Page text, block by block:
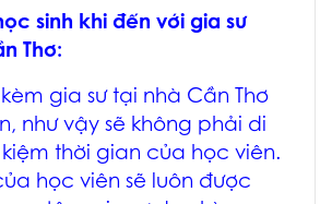
sinh khi đến với gia sư
Thơ:
kèm gia sư tại nhà Cần Thơ
như vậy sẽ không phải di
thời gian của học viên.
học viên sẽ luôn được